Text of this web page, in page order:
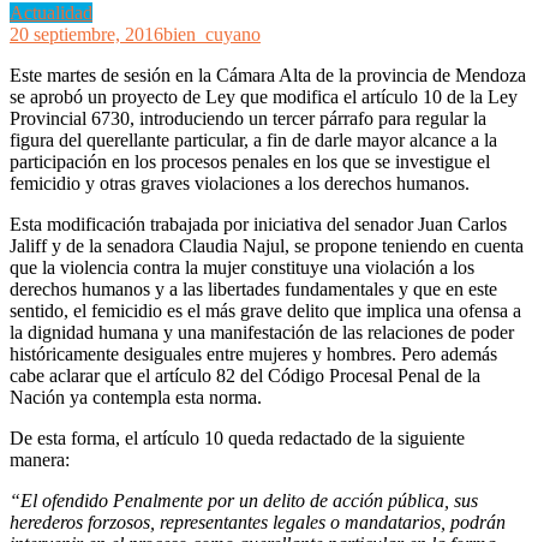
Actualidad
20 septiembre, 2016bien_cuyano
Este martes de sesión en la Cámara Alta de la provincia de Mendoza
se aprobó un proyecto de Ley que modifica el artículo 10 de la Ley
Provincial 6730, introduciendo un tercer párrafo para regular la
figura del querellante particular, a fin de darle mayor alcance a la
participación en los procesos penales en los que se investigue el
femicidio y otras graves violaciones a los derechos humanos.
Esta modificación trabajada por iniciativa del senador Juan Carlos
Jaliff y de la senadora Claudia Najul, se propone teniendo en cuenta
que la violencia contra la mujer constituye una violación a los
derechos humanos y a las libertades fundamentales y que en este
sentido, el femicidio es el más grave delito que implica una ofensa a
la dignidad humana y una manifestación de las relaciones de poder
históricamente desiguales entre mujeres y hombres. Pero además
cabe aclarar que el artículo 82 del Código Procesal Penal de la
Nación ya contempla esta norma.
De esta forma, el artículo 10 queda redactado de la siguiente
manera:
“El ofendido Penalmente por un delito de acción pública, sus
herederos forzosos, representantes legales o mandatarios, podrán